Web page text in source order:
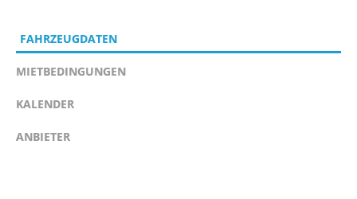
FAHRZEUGDATEN
MIETBEDINGUNGEN
KALENDER
ANBIETER